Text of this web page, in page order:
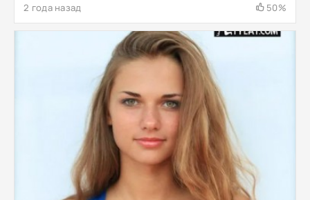
2 года назад 50%